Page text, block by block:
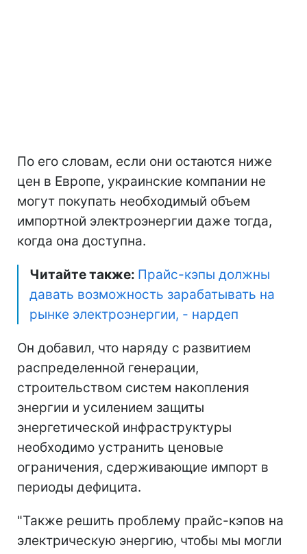
По его словам, если они остаются ниже
цен в Европе, украинские компании не
могут покупать необходимый объем
импортной электроэнергии даже тогда,
когда она доступна.
Читайте также: Прайс-кэпы должны
давать возможность зарабатывать на
рынке электроэнергии, - нардеп
Он добавил, что наряду с развитием
распределенной генерации,
строительством систем накопления
энергии и усилением защиты
энергетической инфраструктуры
необходимо устранить ценовые
ограничения, сдерживающие импорт в
периоды дефицита.
"Также решить проблему прайс-кэпов на
электрическую энергию, чтобы мы могли